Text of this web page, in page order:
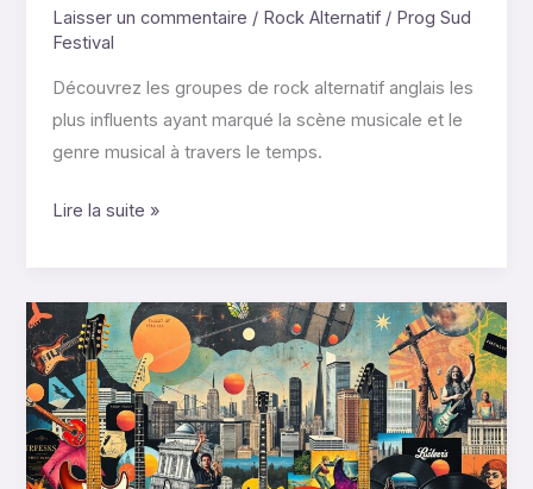
Laisser un commentaire / Rock Alternatif / Prog Sud
Festival
Découvrez les groupes de rock alternatif anglais les
plus influents ayant marqué la scène musicale et le
genre musical à travers le temps.
Lire la suite »
Qu’est-
ce
que
le
rock
alternatif